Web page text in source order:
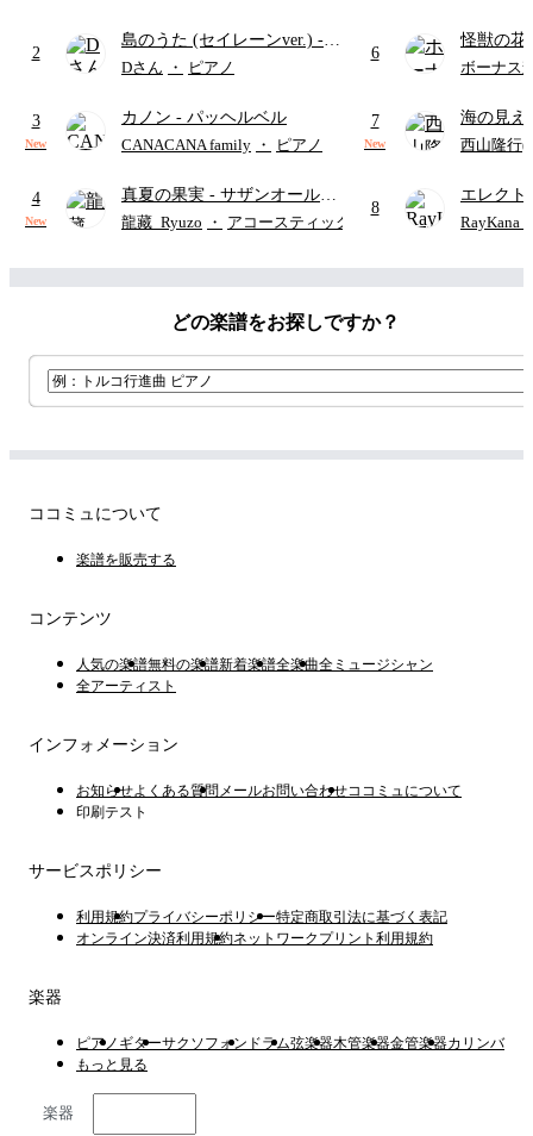
2
島のうた (セイレーンver.) -
セイレーン(CV.鈴木みのり)
ード・ペダル付き/『映画ちい
かわ 人魚の島のひみつ』よ
Dさん ・ ピアノ
3
New
カノン - パッヘルベル
CANACANA family ・ ピアノ
4
New
真夏の果実 - サザンオールス
ターズ
龍藏_Ryuzo ・ アコースティックギター
6
怪獣の
ードパー
ボーナス
7
New
海の見
ウクレレ
西山隆行
8
エレク
ディズニ
RayKana
どの楽譜をお探しですか？
ココミュについて
楽譜を販売する
コンテンツ
人気の楽譜無料の楽譜新着楽譜全楽曲全ミュージシャン
全アーティスト
インフォメーション
お知らせよくある質問 メールお問い合わせココミュについて
印刷テスト
サービスポリシー
利用規約プライバシーポリシー特定商取引法に基づく表記
オンライン決済利用規約ネットワークプリント利用規約
楽器
ピアノ ギターサクソフォン ドラム弦楽器木管楽器金管楽器カリンバ
もっと見る
楽器